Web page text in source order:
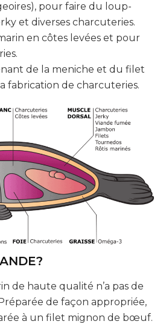
pour faire du loup-
et diverses charcuteries.
en côtes levées et pour
de la meniche et du filet
fabrication de charcuteries.
de haute qualité n’a pas de
de façon appropriée,
à un filet mignon de bœuf.